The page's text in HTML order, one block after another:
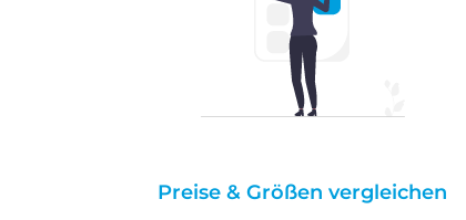
Preise & Größen vergleichen